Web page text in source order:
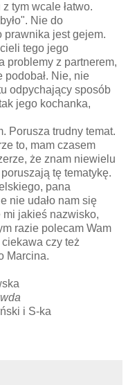
tym wcale łatwo.
Nie do
prawnika jest gejem.
tego jego
problemy z partnerem,
podobał. Nie, nie
odpychający sposób
jego kochanka,
Porusza trudny temat.
to, mam czasem
że znam niewielu
tę tematykę.
pana
nie udało nam się
jakieś nazwisko,
razie polecam Wam
czy też
Marcina.
i S-ka